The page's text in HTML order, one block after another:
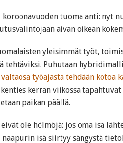
koroonavuoden tuoma anti: nyt
aivan oikean
yleisimmät työt,
tehtäviksi. Puhutaan
valtaosa työajasta tehdään kotoa
kerran viikossa
paikan päällä.
ole hölmöjä: jos oma isä
isä siirtyy sängystä